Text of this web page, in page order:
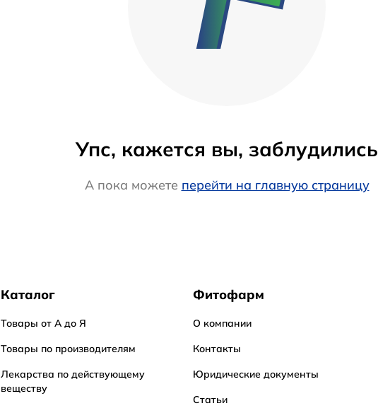
Упс, кажется вы, заблудились
А пока можете перейти на главную страницу
Каталог
Товары от А до Я
Товары по производителям
Лекарства по действующему
веществу
Фитофарм
О компании
Контакты
Юридические документы
Статьи